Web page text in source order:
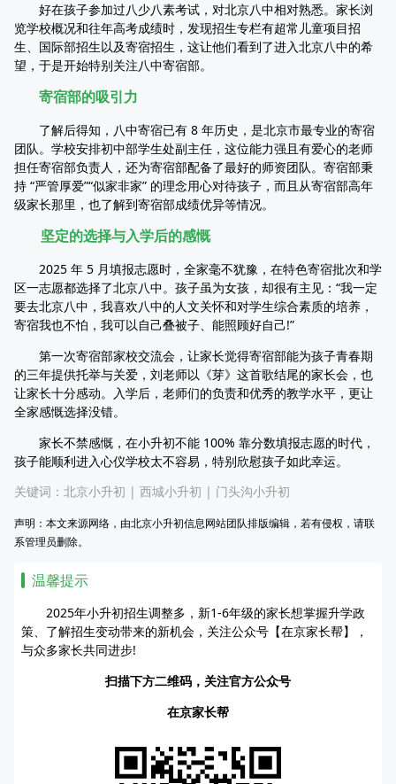
好在孩子参加过八少八素考试，对北京八中相对熟悉。家长浏
览学校概况和往年高考成绩时，发现招生专栏有超常儿童项目招
生、国际部招生以及寄宿招生，这让他们看到了进入北京八中的希
望，于是开始特别关注八中寄宿部。
寄宿部的吸引力
了解后得知，八中寄宿已有 8 年历史，是北京市最专业的寄宿
团队。学校安排初中部学生处副主任，这位能力强且有爱心的老师
担任寄宿部负责人，还为寄宿部配备了最好的师资团队。寄宿部秉
持 “严管厚爱”“似家非家” 的理念用心对待孩子，而且从寄宿部高年
级家长那里，也了解到寄宿部成绩优异等情况。
坚定的选择与入学后的感慨
2025 年 5 月填报志愿时，全家毫不犹豫，在特色寄宿批次和学
区一志愿都选择了北京八中。孩子虽为女孩，却很有主见：“我一定
要去北京八中，我喜欢八中的人文关怀和对学生综合素质的培养，
寄宿我也不怕，我可以自己叠被子、能照顾好自己!”
第一次寄宿部家校交流会，让家长觉得寄宿部能为孩子青春期
的三年提供托举与关爱，刘老师以《芽》这首歌结尾的家长会，也
让家长十分感动。入学后，老师们的负责和优秀的教学水平，更让
全家感慨选择没错。
家长不禁感慨，在小升初不能 100% 靠分数填报志愿的时代，
孩子能顺利进入心仪学校太不容易，特别欣慰孩子如此幸运。
关键词： 北京小升初 | 西城小升初 | 门头沟小升初
声明：本文来源网络，由北京小升初信息网站团队排版编辑，若有侵权，请联
系管理员删除。
温馨提示
2025年小升初招生调整多，新1-6年级的家长想掌握升学政
策、了解招生变动带来的新机会，关注公众号【在京家长帮】，
与众多家长共同进步!
扫描下方二维码，关注官方公众号
在京家长帮